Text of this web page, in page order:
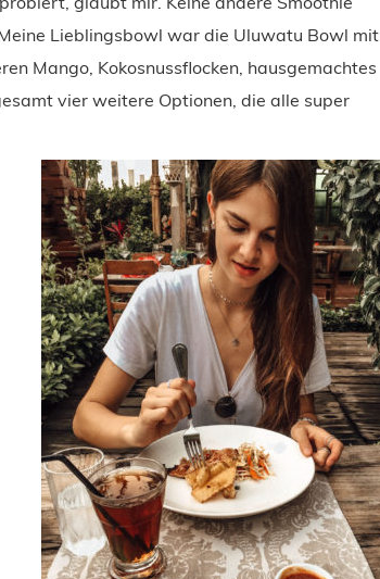
Lieblingsbowl war die Uluwatu Bowl mit
Mango, Kokosnussflocken, hausgemachtes
vier weitere Optionen, die alle super